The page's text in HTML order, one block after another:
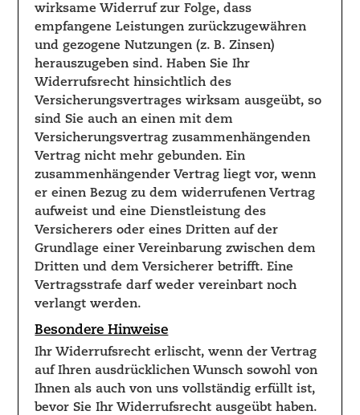
wirksame Widerruf zur Folge, dass
empfangene Leistungen zurückzugewähren
und gezogene Nutzungen (z. B. Zinsen)
herauszugeben sind. Haben Sie Ihr
Widerrufsrecht hinsichtlich des
Versicherungsvertrages wirksam ausgeübt, so
sind Sie auch an einen mit dem
Versicherungsvertrag zusammenhängenden
Vertrag nicht mehr gebunden. Ein
zusammenhängender Vertrag liegt vor, wenn
er einen Bezug zu dem widerrufenen Vertrag
aufweist und eine Dienstleistung des
Versicherers oder eines Dritten auf der
Grundlage einer Vereinbarung zwischen dem
Dritten und dem Versicherer betrifft. Eine
Vertragsstrafe darf weder vereinbart noch
verlangt werden.
Besondere Hinweise
Ihr Widerrufsrecht erlischt, wenn der Vertrag
auf Ihren ausdrücklichen Wunsch sowohl von
Ihnen als auch von uns vollständig erfüllt ist,
bevor Sie Ihr Widerrufsrecht ausgeübt haben.